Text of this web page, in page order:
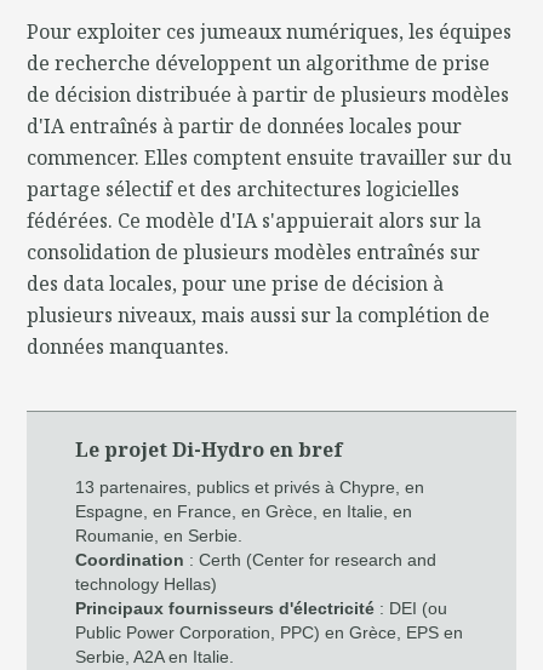
Pour exploiter ces jumeaux numériques, les équipes
de recherche développent un algorithme de prise
de décision distribuée à partir de plusieurs modèles
d'IA entraînés à partir de données locales pour
commencer. Elles comptent ensuite travailler sur du
partage sélectif et des architectures logicielles
fédérées. Ce modèle d'IA s'appuierait alors sur la
consolidation de plusieurs modèles entraînés sur
des data locales, pour une prise de décision à
plusieurs niveaux, mais aussi sur la complétion de
données manquantes.
Le projet Di-Hydro en bref
13 partenaires, publics et privés à Chypre, en
Espagne, en France, en Grèce, en Italie, en
Roumanie, en Serbie.
Coordination : Certh (Center for research and
technology Hellas)
Principaux fournisseurs d'électricité : DEI (ou
Public Power Corporation, PPC) en Grèce, EPS en
Serbie, A2A en Italie.